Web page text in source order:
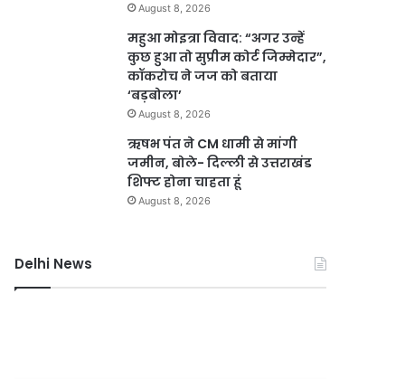
August 8, 2026
महुआ मोइत्रा विवाद: “अगर उन्हें
कुछ हुआ तो सुप्रीम कोर्ट जिम्मेदार”,
कॉकरोच ने जज को बताया
‘बड़बोला’
August 8, 2026
ऋषभ पंत ने CM धामी से मांगी
जमीन, बोले- दिल्ली से उत्तराखंड
शिफ्ट होना चाहता हूं
August 8, 2026
Delhi News